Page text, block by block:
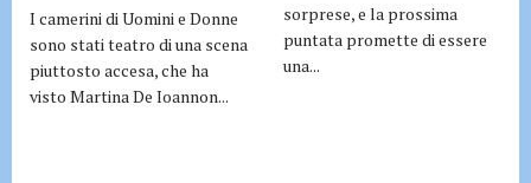
I camerini di Uomini e Donne
sono stati teatro di una scena
piuttosto accesa, che ha
visto Martina De Ioannon...
sorprese, e la prossima
puntata promette di essere
una...